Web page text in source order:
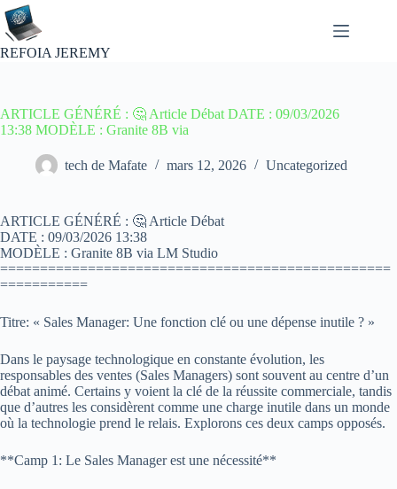
Passer
au
contenu
REFOIA JEREMY
ARTICLE GÉNÉRÉ : 🤔 Article Débat DATE : 09/03/2026
13:38 MODÈLE : Granite 8B via
tech de Mafate mars 12, 2026 Uncategorized
ARTICLE GÉNÉRÉ : 🤔 Article Débat
DATE : 09/03/2026 13:38
MODÈLE : Granite 8B via LM Studio
=================================================
===========
Titre: « Sales Manager: Une fonction clé ou une dépense inutile ? »
Dans le paysage technologique en constante évolution, les
responsables des ventes (Sales Managers) sont souvent au centre d’un
débat animé. Certains y voient la clé de la réussite commerciale, tandis
que d’autres les considèrent comme une charge inutile dans un monde
où la technologie prend le relais. Explorons ces deux camps opposés.
**Camp 1: Le Sales Manager est une nécessité**